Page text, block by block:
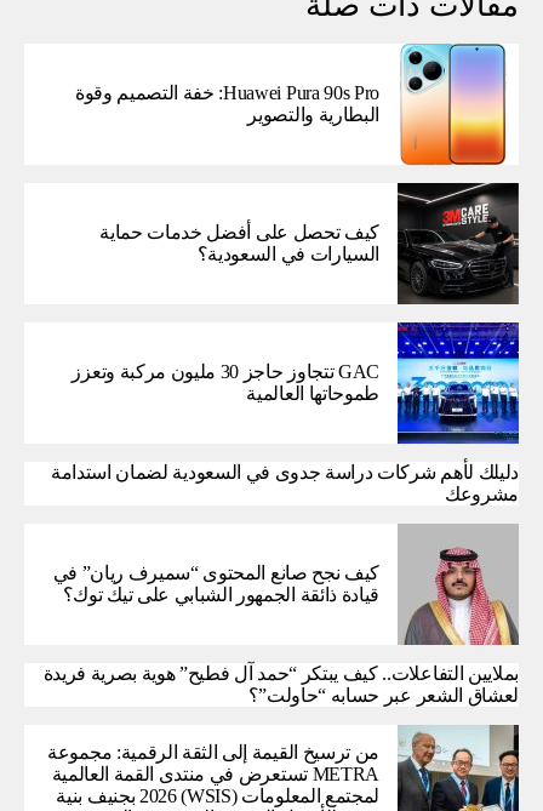
Huawei Pura 90s Pro: خفة التصميم وقوة
البطارية والتصوير
كيف تحصل على أفضل خدمات حماية
السيارات في السعودية؟
GAC تتجاوز حاجز 30 مليون مركبة وتعزز
طموحاتها العالمية
دليلك لأهم شركات دراسة جدوى في السعودية لضمان استدامة
مشروعك
كيف نجح صانع المحتوى “سميرف ريان” في
قيادة ذائقة الجمهور الشبابي على تيك توك؟
بملايين التفاعلات.. كيف يبتكر “حمد آل فطيح” هوية بصرية فريدة
لعشاق الشعر عبر حسابه “حاولت”؟
من ترسيخ القيمة إلى الثقة الرقمية: مجموعة
METRA تستعرض في منتدى القمة العالمية
لمجتمع المعلومات (WSIS) 2026 بجنيف بنية